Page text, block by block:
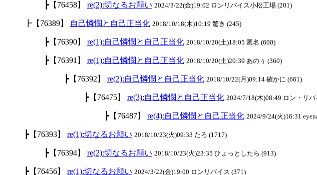
┣【76458】 re(2):切なるお願い 2024/3/22(金)19:02 ロンリバイス小松工場 (201)
┣【76389】 自己憐憫と自己正当化 2018/10/18(木)10:19 驚き (245)
┣【76390】 re(1):自己憐憫と自己正当化 2018/10/20(土)18:05 匿名 (600)
┣【76391】 re(1):自己憐憫と自己正当化 2018/10/20(土)20:39 あのぅ (360)
┣【76392】 re(2):自己憐憫と自己正当化 2018/10/22(月)09:14 確かに (661)
┣【76475】 re(3):自己憐憫と自己正当化 2024/7/18(木)08:49 ロン・リバ
┣【76487】 re(4):自己憐憫と自己正当化 2024/9/24(火)16:31
┣【76393】 re(1):切なるお願い 2018/10/23(火)09:33 たろ (1717)
┣【76394】 re(2):切なるお願い 2018/10/23(火)23:35 ひょっとしたら (913)
┣【76456】 re(1):切なるお願い 2024/3/22(金)19:00 ロンリバイス (371)